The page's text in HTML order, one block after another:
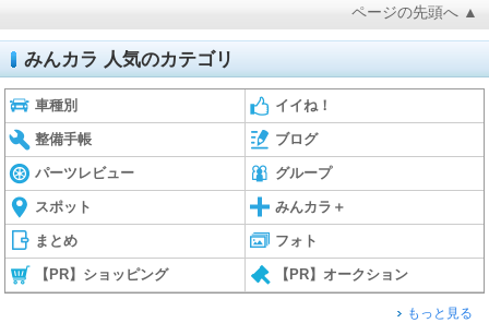
ページの先頭へ ▲
みんカラ 人気のカテゴリ
車種別 イイね！
整備手帳 ブログ
パーツレビュー グループ
スポット みんカラ＋
まとめ フォト
【PR】ショッピング 【PR】オークション
もっと見る